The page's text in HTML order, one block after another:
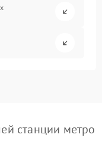
станции метро